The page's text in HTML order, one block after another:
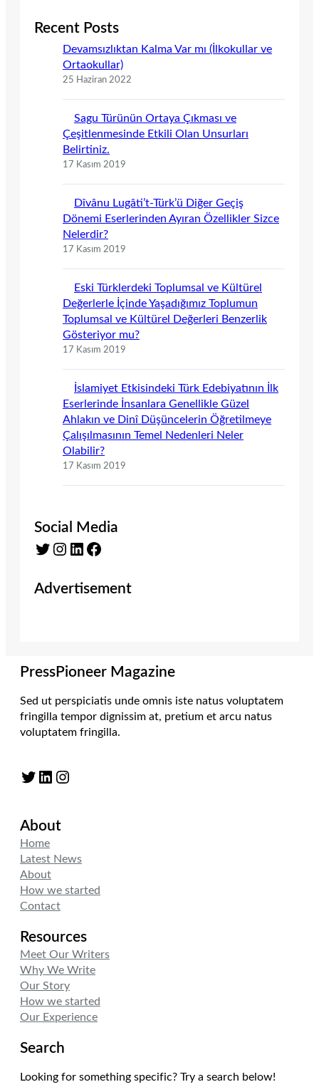
Recent Posts
Devamsızlıktan Kalma Var mı (İlkokullar ve
Ortaokullar)
25 Haziran 2022
Sagu Türünün Ortaya Çıkması ve
Çeşitlenmesinde Etkili Olan Unsurları
Belirtiniz.
17 Kasım 2019
Dîvânu Lugâti’t-Türk’ü Diğer Geçiş
Dönemi Eserlerinden Ayıran Özellikler Sizce
Nelerdir?
17 Kasım 2019
Eski Türklerdeki Toplumsal ve Kültürel
Değerlerle İçinde Yaşadığımız Toplumun
Toplumsal ve Kültürel Değerleri Benzerlik
Gösteriyor mu?
17 Kasım 2019
İslamiyet Etkisindeki Türk Edebiyatının İlk
Eserlerinde İnsanlara Genellikle Güzel
Ahlakın ve Dinî Düşüncelerin Öğretilmeye
Çalışılmasının Temel Nedenleri Neler
Olabilir?
17 Kasım 2019
Social Media
Twitter Instagram LinkedIn Facebook
Advertisement
PressPioneer Magazine
Sed ut perspiciatis unde omnis iste natus voluptatem
fringilla tempor dignissim at, pretium et arcu natus
voluptatem fringilla.
Twitter LinkedIn Instagram
About
Home
Latest News
About
How we started
Contact
Resources
Meet Our Writers
Why We Write
Our Story
How we started
Our Experience
Search
Looking for something specific? Try a search below!